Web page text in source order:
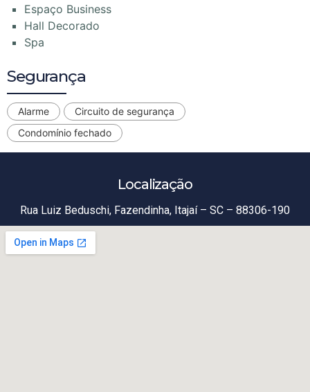
Espaço Business
Hall Decorado
Spa
Segurança
Alarme
Circuito de segurança
Condomínio fechado
Localização
Rua Luiz Beduschi, Fazendinha, Itajaí – SC – 88306-190